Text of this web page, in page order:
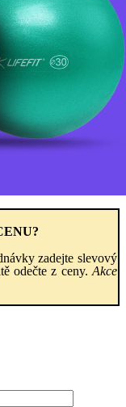
zadejte slevový
odečte z ceny.Akce